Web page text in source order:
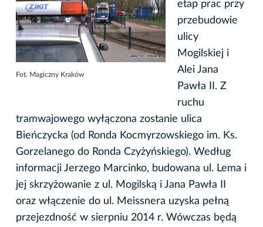
Fot. Magiczny Kraków
etap prac przy
przebudowie
ulicy
Mogilskiej i
Alei Jana
Pawła II. Z
ruchu
tramwajowego wyłączona zostanie ulica
Bieńczycka (od Ronda Kocmyrzowskiego im. Ks.
Gorzelanego do Ronda Czyżyńskiego). Według
informacji Jerzego Marcinko, budowana ul. Lema i
jej skrzyżowanie z ul. Mogilską i Jana Pawła II
oraz włączenie do ul. Meissnera uzyska pełną
przejezdność w sierpniu 2014 r. Wówczas będą